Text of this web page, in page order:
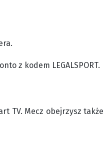
z kodem LEGALSPORT.
TV. Mecz obejrzysz